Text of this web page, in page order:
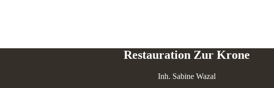
Restauration Zur Krone
Inh. Sabine Wazal